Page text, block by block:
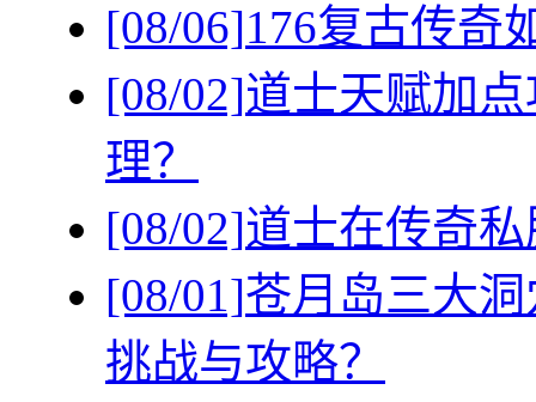
[08/06]176复古传奇
[08/02]道士天赋加
理？
[08/02]道士在传奇
[08/01]苍月岛三大
挑战与攻略？